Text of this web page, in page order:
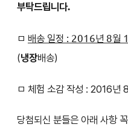
부탁드립니다.
ㅁ 배송 일정 : 2016년 8월
(냉장배송)
ㅁ 체험 소감 작성 : 2016년
당첨되신 분들은 아래 사항